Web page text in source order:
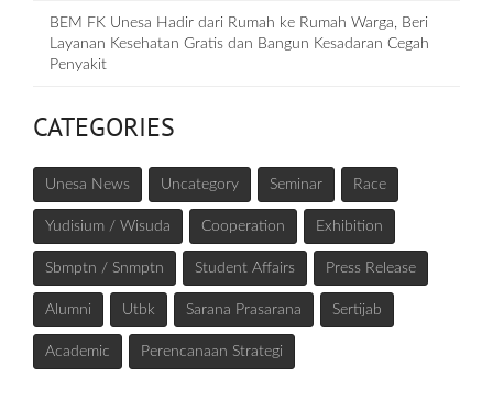
BEM FK Unesa Hadir dari Rumah ke Rumah Warga, Beri
Layanan Kesehatan Gratis dan Bangun Kesadaran Cegah
Penyakit
CATEGORIES
Unesa News Uncategory Seminar Race
Yudisium / Wisuda Cooperation Exhibition
Sbmptn / Snmptn Student Affairs Press Release
Alumni Utbk Sarana Prasarana Sertijab
Academic Perencanaan Strategi